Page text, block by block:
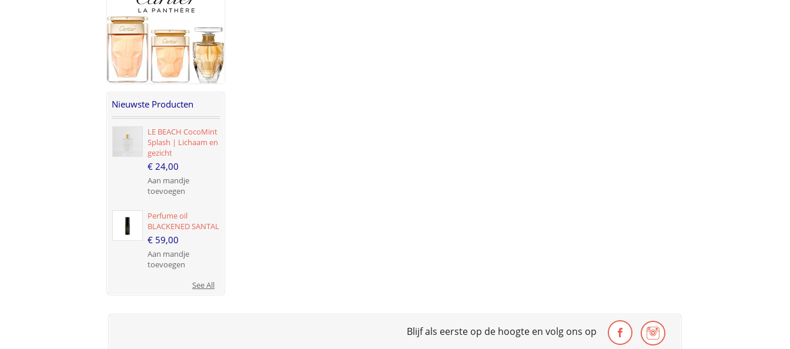
Nieuwste Producten
LE BEACH CocoMint
Splash | Lichaam en
gezicht
€ 24,00
Aan mandje
toevoegen
Perfume oil
BLACKENED SANTAL
€ 59,00
Aan mandje
toevoegen
See All
Blijf als eerste op de hoogte en volg ons op